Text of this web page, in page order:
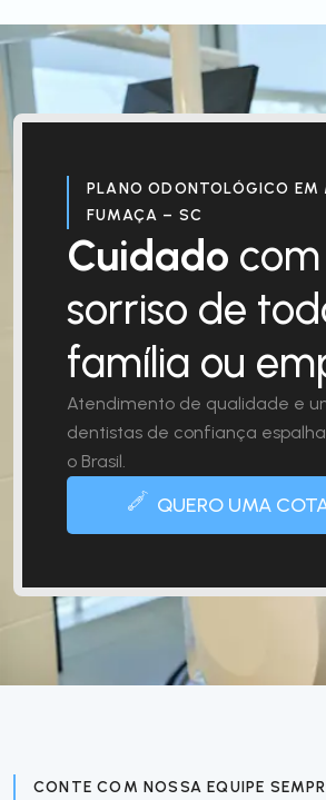
PLANO ODONTOLÓGICO EM
FUMAÇA – SC
Cuidado
sorriso de
família ou
Atendimento de qualidade e
dentistas de confiança
o Brasil.
QUERO UMA
CONTE COM NOSSA EQUIPE